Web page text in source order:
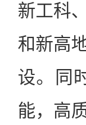
新工科
和新高
设。同
能，高